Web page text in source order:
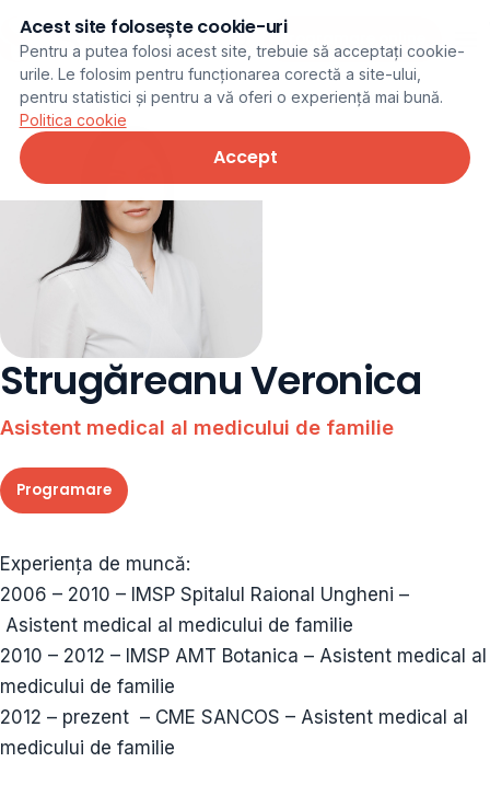
Programare online
Strugăreanu Veronica
Asistent medical al medicului de familie
Programare
Experiența de muncă:
2006 – 2010 – IMSP Spitalul Raional Ungheni –
Asistent medical al medicului de familie
2010 – 2012 – IMSP AMT Botanica – Asistent medical al
medicului de familie
2012 – prezent – CME SANCOS – Asistent medical al
medicului de familie
Acest site folosește cookie-uri
Pentru a putea folosi acest site, trebuie să acceptați cookie-
urile. Le folosim pentru funcționarea corectă a site-ului,
pentru statistici și pentru a vă oferi o experiență mai bună.
Politica cookie
Accept